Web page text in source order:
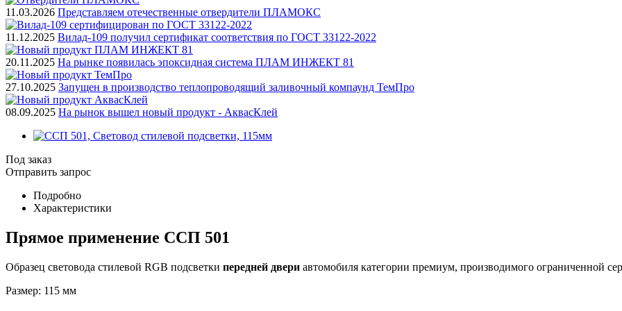
11.03.2026 Представляем отечественные отвердители ПЛАМОКС
11.12.2025 Вилад-109 получил сертификат соответствия по ГОСТ 33122-2022
20.11.2025 На рынке появилась эпоксидная система ПЛАМ ИНЖЕКТ 81
27.10.2025 Запущен в производство теплопроводящий заливочный компаунд ТемПро
08.09.2025 На рынок вышел новый продукт - АквасКлей
Под заказ
Отправить запрос
Подробно
Характеристики
Прямое применение ССП 501
Образец световода стилевой RGB подсветки передней двери автомобиля категории премиум, производимого ограниченной
Размер: 115 мм